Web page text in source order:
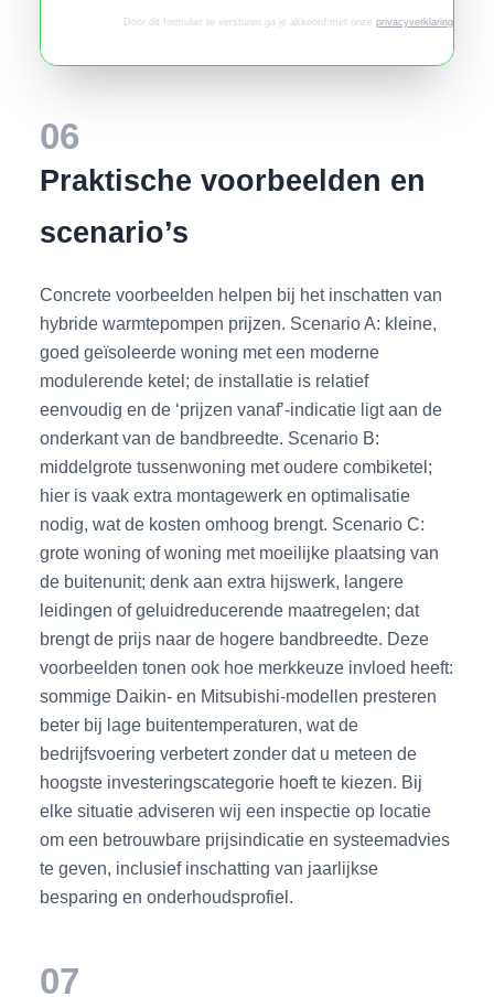
Door dit formulier te versturen ga je akkoord met onze privacyverklaring.
06
Praktische voorbeelden en
scenario’s
Concrete voorbeelden helpen bij het inschatten van
hybride warmtepompen prijzen. Scenario A: kleine,
goed geïsoleerde woning met een moderne
modulerende ketel; de installatie is relatief
eenvoudig en de ‘prijzen vanaf’-indicatie ligt aan de
onderkant van de bandbreedte. Scenario B:
middelgrote tussenwoning met oudere combiketel;
hier is vaak extra montagewerk en optimalisatie
nodig, wat de kosten omhoog brengt. Scenario C:
grote woning of woning met moeilijke plaatsing van
de buitenunit; denk aan extra hijswerk, langere
leidingen of geluidreducerende maatregelen; dat
brengt de prijs naar de hogere bandbreedte. Deze
voorbeelden tonen ook hoe merkkeuze invloed heeft:
sommige Daikin- en Mitsubishi-modellen presteren
beter bij lage buitentemperaturen, wat de
bedrijfsvoering verbetert zonder dat u meteen de
hoogste investeringscategorie hoeft te kiezen. Bij
elke situatie adviseren wij een inspectie op locatie
om een betrouwbare prijsindicatie en systeemadvies
te geven, inclusief inschatting van jaarlijkse
besparing en onderhoudsprofiel.
07